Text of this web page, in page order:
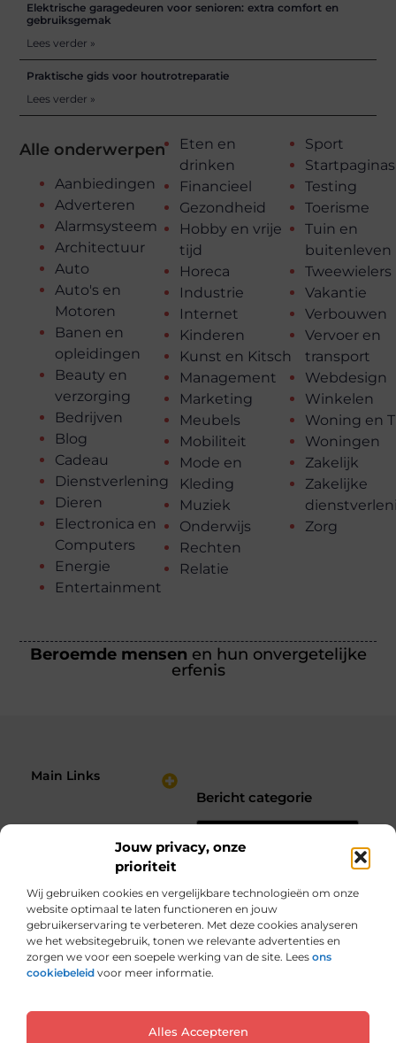
Jouw privacy, onze
prioriteit
Wij gebruiken cookies en vergelijkbare technologieën om onze
website optimaal te laten functioneren en jouw
gebruikerservaring te verbeteren. Met deze cookies analyseren
we het websitegebruik, tonen we relevante advertenties en
zorgen we voor een soepele werking van de site. Lees ons
cookiebeleid voor meer informatie.
Alles Accepteren
Alle onderwerpen
Aanbiedingen
Adverteren
Alarmsysteem
Architectuur
Auto
Auto's en
Motoren
Banen en
opleidingen
Beauty en
verzorging
Bedrijven
Blog
Cadeau
Dienstverlening
Dieren
Electronica en
Computers
Energie
Entertainment
Eten en
drinken
Financieel
Gezondheid
Hobby en vrije
tijd
Horeca
Industrie
Internet
Kinderen
Kunst en Kitsch
Management
Marketing
Meubels
Mobiliteit
Mode en
Kleding
Muziek
Onderwijs
Rechten
Relatie
Sport
Startpaginas
Testing
Toerisme
Tuin en
buitenleven
Tweewielers
Vakantie
Verbouwen
Vervoer en
transport
Webdesign
Winkelen
Woning en
Woningen
Zakelijk
Zakelijke
Zorg
Elektrische garagedeuren voor senioren: extra comfort en
gebruiksgemak
Lees verder »
Praktische gids voor houtrotreparatie
Lees verder »
Beroemde mensen en hun onvergetelijke
erfenis
Main Links
Bericht categorie
Van alles wat, voor jou verzameld.
@2025 All Right Reserved. Design by www.seniorplein.nl.